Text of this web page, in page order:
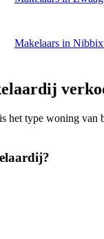
Makelaars in
het type woning